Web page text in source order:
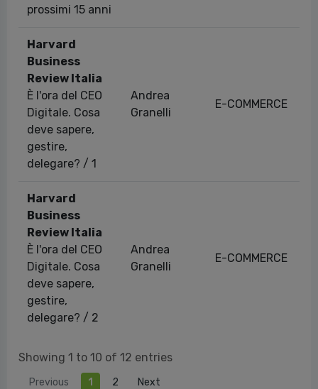
prossimi 15 anni
Harvard
Business
Review Italia
È l'ora del CEO
Digitale. Cosa
deve sapere,
gestire,
delegare? / 1
Andrea
Granelli
E-COMMERCE
Harvard
Business
Review Italia
È l'ora del CEO
Digitale. Cosa
deve sapere,
gestire,
delegare? / 2
Andrea
Granelli
E-COMMERCE
Showing 1 to 10 of 12 entries
Previous 1 2 Next